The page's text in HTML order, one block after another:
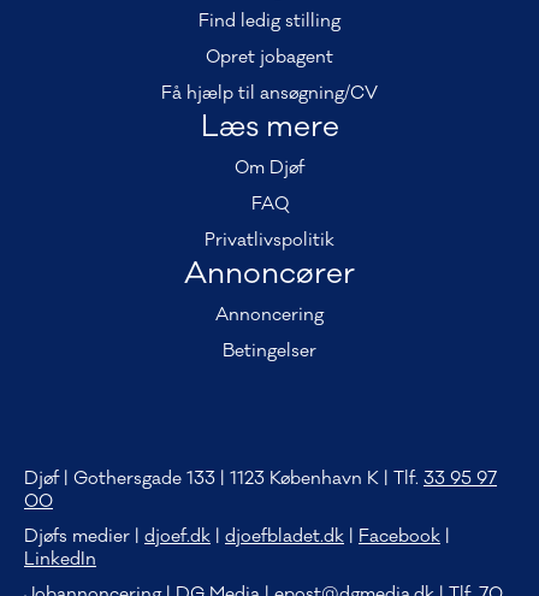
Find ledig stilling
Opret jobagent
Få hjælp til ansøgning/CV
Læs mere
Om Djøf
FAQ
Privatlivspolitik
Annoncører
Annoncering
Betingelser
Djøf | Gothersgade 133 | 1123 København K | Tlf. 33 95 97
00
Djøfs medier | djoef.dk | djoefbladet.dk | Facebook |
LinkedIn